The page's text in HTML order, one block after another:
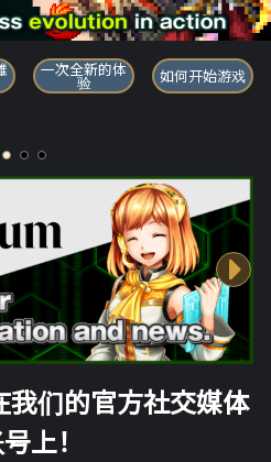
一次全新的体
验 如何开始游戏
们的官方社交媒体
上！